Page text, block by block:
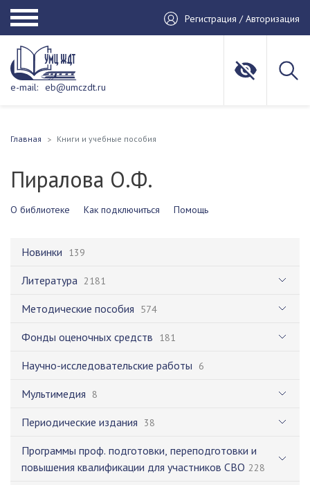
Регистрация / Авторизация
e-mail: eb@umczdt.ru
Главная Книги и учебные пособия
Пиралова О.Ф.
О библиотеке Как подключиться Помощь
Новинки 139
Литература 2181
Методические пособия 574
Фонды оценочных средств 181
Научно-исследовательские работы 6
Мультимедия 8
Периодические издания 38
Программы проф. подготовки, переподготовки и
повышения квалификации для участников СВО 228